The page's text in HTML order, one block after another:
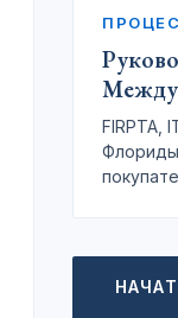
FIRPTA,